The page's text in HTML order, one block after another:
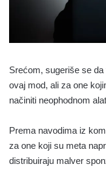
Srećom, sugeriše se
ovaj mod, ali za one
načiniti neophodnom
Prema navodima iz
za one koji su meta
distribuiraju malver